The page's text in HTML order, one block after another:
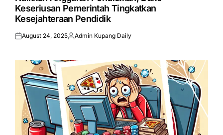
Keseriusan Pemerintah Tingkatkan
Kesejahteraan Pendidik
Posted
August 24, 2025Posted
Admin Kupang Daily